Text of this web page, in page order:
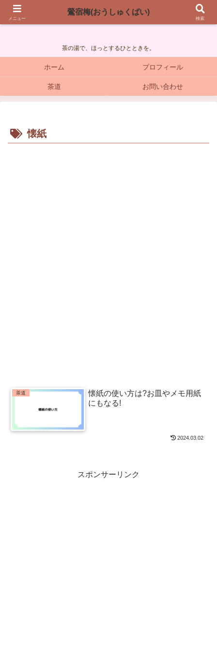
鶯宿梅(おうしゅくばい)
茶の湯で、ほっとするひとときを。
ホーム プロフィール
茶道 お問い合わせ
懐紙
茶道
懐紙の使い方は?お皿やメモ用紙
にもなる!
2024.03.02
スポンサーリンク
メニュー
鶯宿梅(おうしゅくばい)
検索